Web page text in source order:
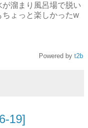
溜まり風呂場で脱い
ょっと楽しかったw
Powered by t2b
19]